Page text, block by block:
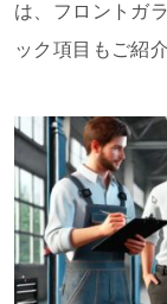
は、フロントガ
ック項目もご紹